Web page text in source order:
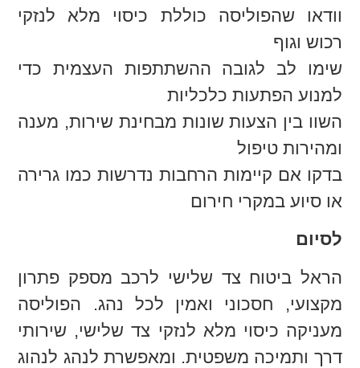
וודאו שהפוליסה כוללת כיסוי מלא לנזקי
רכוש וגוף
שימו לב לגובה ההשתתפות העצמית כדי
למנוע הפתעות כלכליות
השוו בין הצעות שונות מבחינת שירות, מענה
ומהירות טיפול
בדקו אם קיימות הרחבות נדרשות כמו גרירה
או סיוע במקרי חירום
לסיום
הראל ביטוח צד שלישי לרכב מספק פתרון
מקצועי, חסכוני ואמין לכל נהג. הפוליסה
מעניקה כיסוי מלא לנזקי צד שלישי, שירותי
דרך ותמיכה משפטית. ומאפשרת לנהג לנהוג